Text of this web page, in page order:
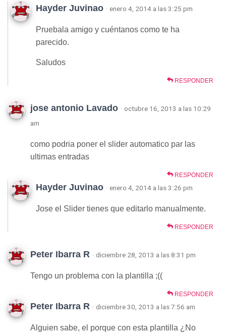
Hayder Juvinao · enero 4, 2014 a las 3:25 pm
Pruebala amigo y cuéntanos como te ha
parecido.
Saludos
RESPONDER
jose antonio Lavado · octubre 16, 2013 a las 10:29
am
como podria poner el slider automatico par las
ultimas entradas
RESPONDER
Hayder Juvinao · enero 4, 2014 a las 3:26 pm
Jose el Slider tienes que editarlo manualmente.
RESPONDER
Peter Ibarra R · diciembre 28, 2013 a las 8:31 pm
Tengo un problema con la plantilla ;((
RESPONDER
Peter Ibarra R · diciembre 30, 2013 a las 7:56 am
Alguien sabe, el porque con esta plantilla ¿No